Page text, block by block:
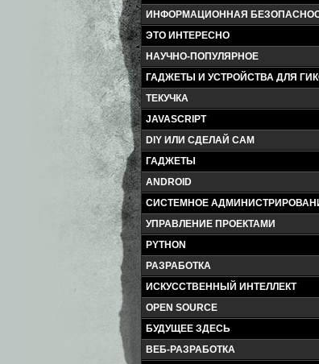
ИНФОРМАЦИОННАЯ
ЭТО ИНТЕРЕСНО
НАУЧНО-ПОПУЛЯРНОЕ
ГАДЖЕТЫ И УСТРОЙСТВА ДЛЯ
ТЕКУЧКА
JAVASCRIPT
DIY ИЛИ СДЕЛАЙ САМ
ГАДЖЕТЫ
ANDROID
СИСТЕМНОЕ
УПРАВЛЕНИЕ ПРОЕКТАМИ
PYTHON
РАЗРАБОТКА
ИСКУССТВЕННЫЙ ИНТЕЛЛЕКТ
OPEN SOURCE
БУДУЩЕЕ ЗДЕСЬ
ВЕБ-РАЗРАБОТКА